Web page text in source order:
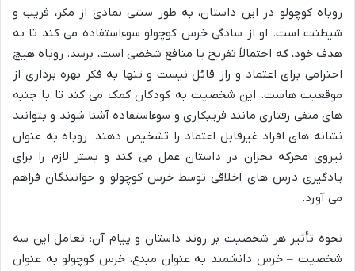
روباه کوچولو در این داستان، به طور سنتی نمادی از مکر، فریب و
شیطنت است. او از سادگی خرس کوچولو سوءاستفاده می کند تا به
هدف خود، که احتمالاً تفریح یا منافع شخصی است، برسد. روباه هیچ
احترامی برای اعتماد و راز قائل نیست و تنها به فکر بهره برداری از
موقعیت هاست. این شخصیت به کودکان کمک می کند تا با جنبه
های منفی رفتاری مانند فریبکاری و سوءاستفاده آشنا شوند و بتوانند
نشانه های افراد غیرقابل اعتماد را تشخیص دهند. روباه به عنوان
نیروی محرکه بحران در داستان عمل می کند و بستر لازم را برای
یادگیری درس های اخلاقی توسط خرس کوچولو و خوانندگان فراهم
می آورد.
نحوه تأثیر هر شخصیت بر روند داستان و پیام آن: تعامل این سه
شخصیت – خرس دانشمند به عنوان مبدع، خرس کوچولو به عنوان